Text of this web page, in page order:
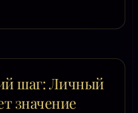
шаг: Личный
значение